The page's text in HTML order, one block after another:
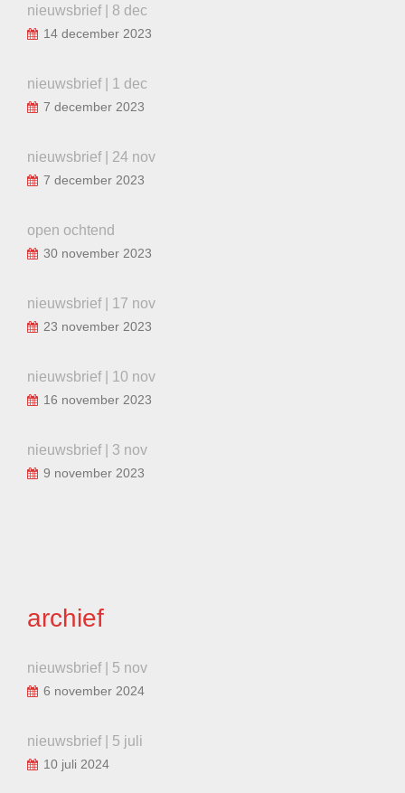
nieuwsbrief | 8 dec
14 december 2023
nieuwsbrief | 1 dec
7 december 2023
nieuwsbrief | 24 nov
7 december 2023
open ochtend
30 november 2023
nieuwsbrief | 17 nov
23 november 2023
nieuwsbrief | 10 nov
16 november 2023
nieuwsbrief | 3 nov
9 november 2023
archief
nieuwsbrief | 5 nov
6 november 2024
nieuwsbrief | 5 juli
10 juli 2024